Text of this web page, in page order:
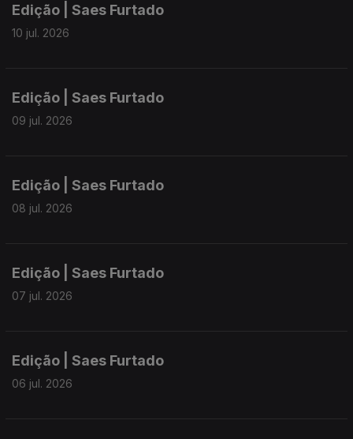
Edição | Saes Furtado
10 jul. 2026
Edição | Saes Furtado
09 jul. 2026
Edição | Saes Furtado
08 jul. 2026
Edição | Saes Furtado
07 jul. 2026
Edição | Saes Furtado
06 jul. 2026